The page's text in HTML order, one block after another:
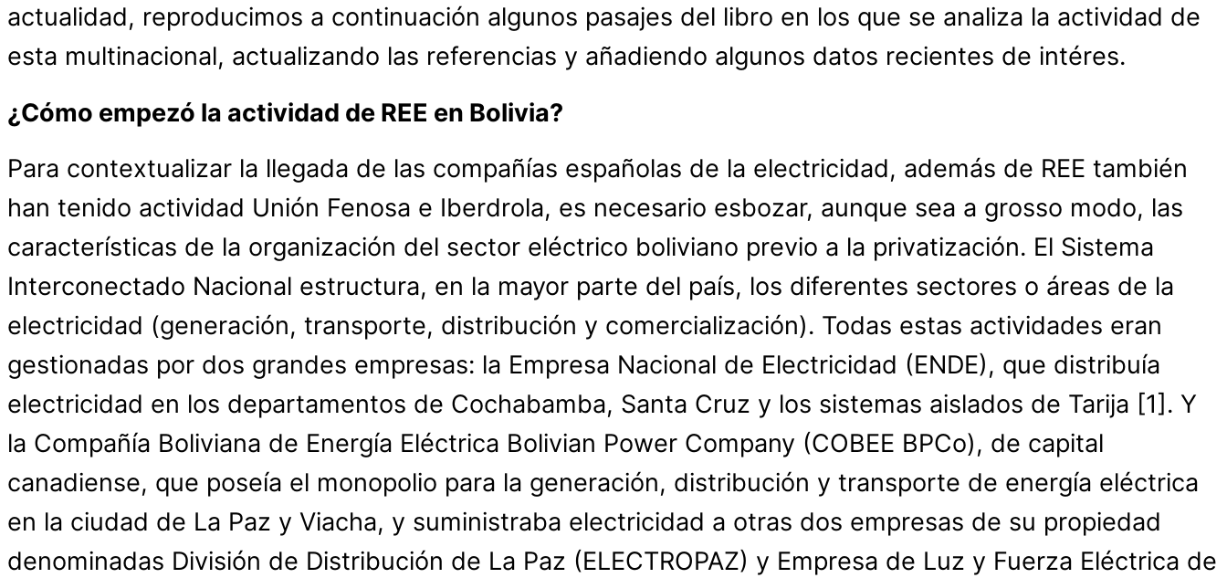
actualidad, reproducimos a continuación algunos pasajes del libro en los que se analiza la actividad de
esta multinacional, actualizando las referencias y añadiendo algunos datos recientes de intéres.
¿Cómo empezó la actividad de REE en Bolivia?
Para contextualizar la llegada de las compañías españolas de la electricidad, además de REE también
han tenido actividad Unión Fenosa e Iberdrola, es necesario esbozar, aunque sea a grosso modo, las
características de la organización del sector eléctrico boliviano previo a la privatización. El Sistema
Interconectado Nacional estructura, en la mayor parte del país, los diferentes sectores o áreas de la
electricidad (generación, transporte, distribución y comercialización). Todas estas actividades eran
gestionadas por dos grandes empresas: la Empresa Nacional de Electricidad (ENDE), que distribuía
electricidad en los departamentos de Cochabamba, Santa Cruz y los sistemas aislados de Tarija [1]. Y
la Compañía Boliviana de Energía Eléctrica Bolivian Power Company (COBEE BPCo), de capital
canadiense, que poseía el monopolio para la generación, distribución y transporte de energía eléctrica
en la ciudad de La Paz y Viacha, y suministraba electricidad a otras dos empresas de su propiedad
denominadas División de Distribución de La Paz (ELECTROPAZ) y Empresa de Luz y Fuerza Eléctrica de